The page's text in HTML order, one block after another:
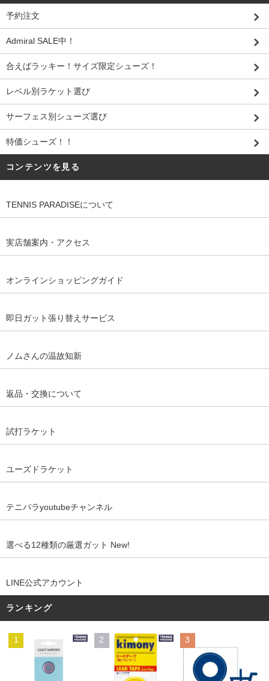
予約注文
Admiral SALE中！
合えばラッキー！サイズ限定シューズ！
レベル別ラケット選び
サーフェス別シューズ選び
特価シューズ！！
コンテンツを見る
TENNIS PARADISEについて
実店舗案内・アクセス
オンラインショッピングガイド
即日ガット張り替えサービス
ノムさんの温故知新
返品・交換について
試打ラケット
ユーズドラケット
テニパラyoutubeチャンネル
選べる12種類の厳選ガット New!
LINE公式アカウント
ランキング
1 2 3